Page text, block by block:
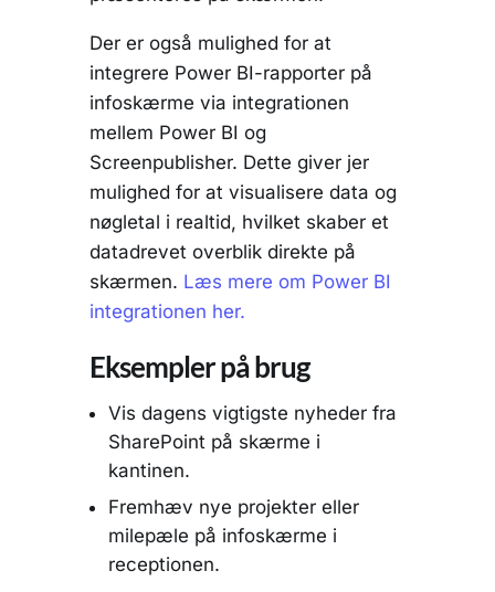
Der er også mulighed for at
integrere Power BI-rapporter på
infoskærme via integrationen
mellem Power BI og
Screenpublisher. Dette giver jer
mulighed for at visualisere data og
nøgletal i realtid, hvilket skaber et
datadrevet overblik direkte på
skærmen. Læs mere om Power BI
integrationen her.
Eksempler på brug
Vis dagens vigtigste nyheder fra
SharePoint på skærme i
kantinen.
Fremhæv nye projekter eller
milepæle på infoskærme i
receptionen.